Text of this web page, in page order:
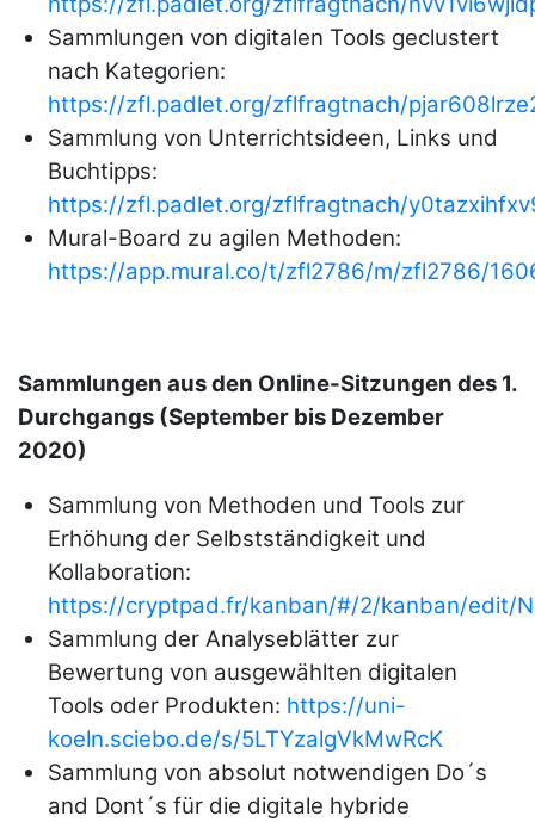
Sammlungen von digitalen Tools geclustert
nach Kategorien:
https://zfl.padlet.org/zflfragtnach/
Sammlung von Unterrichtsideen, Links und
Buchtipps:
https://zfl.padlet.org/zflfragtnach/
Mural-Board zu agilen Methoden:
https://app.mural.co/t/zfl2786/m/zfl2786/
Sammlungen aus den Online-Sitzungen des 1.
Durchgangs (September bis Dezember
2020)
Sammlung von Methoden und Tools zur
Erhöhung der Selbstständigkeit und
Kollaboration:
https://cryptpad.fr/kanban/#/2/kanban/edit/
Sammlung der Analyseblätter zur
Bewertung von ausgewählten digitalen
Tools oder Produkten: https://uni-
koeln.sciebo.de/s/5LTYzalgVkMwRcK
Sammlung von absolut notwendigen Do´s
and Dont´s für die digitale hybride